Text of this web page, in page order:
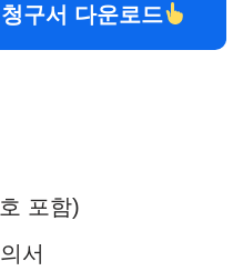
구서 다운로드
포함)
서